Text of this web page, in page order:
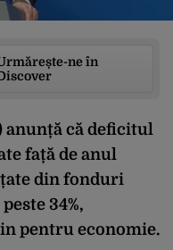
ne în
că deficitul
față de anul
din fonduri
34%,
pentru economie.